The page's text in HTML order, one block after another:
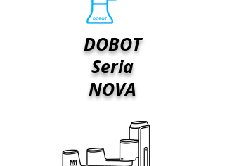
DOBOT
Seria
NOVA